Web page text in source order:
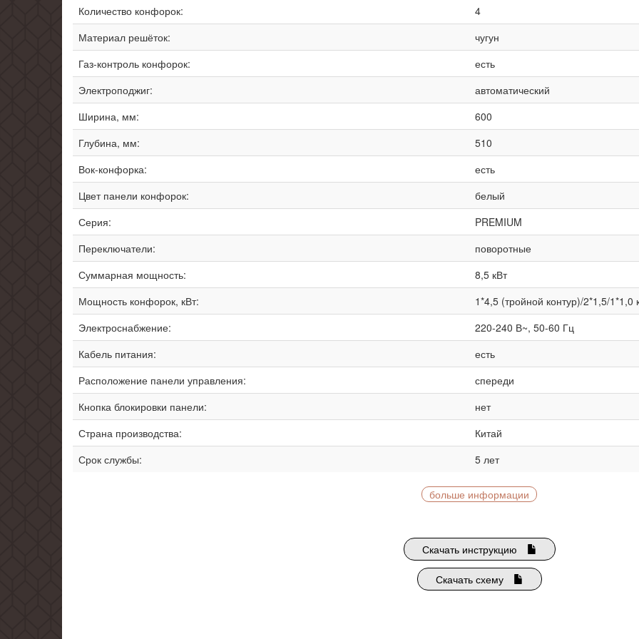
Количество конфорок:
4
Материал решёток:
чугун
Газ-контроль конфорок:
есть
Электроподжиг:
автоматический
Ширина, мм:
600
Глубина, мм:
510
Вок-конфорка:
есть
Цвет панели конфорок:
белый
Серия:
PREMIUM
Переключатели:
поворотные
Суммарная мощность:
8,5 кВт
Мощность конфорок, кВт:
1*4,5 (тройной контур)/2*1,5/1*1,0
Электроснабжение:
220-240 В~, 50-60 Гц
Кабель питания:
есть
Расположение панели управления:
спереди
Кнопка блокировки панели:
нет
Страна производства:
Китай
Срок службы:
5 лет
больше информации
Скачать инструкцию
Скачать схему